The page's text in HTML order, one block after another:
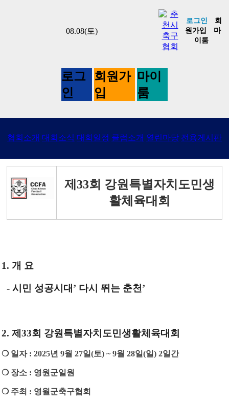
08.08(토)
로그인
회
원가입
마
이룸
로그
인
회원가
입
마이
룸
협회소개 대회소식 대회일정 클럽소개 열린마당 전용게시판
사진갤러리
제33회 강원특별자치도민생활체육
대회​
제33회 강원특별자치도민생
활체육대회​
1. 개 요
- 시민 성공시대 ’ ​ 다시 뛰는 춘천’
2. 제33회 강원특별자치도민생활체육대회
❍ 일자 : 2025년 9월 27일(토) ~ 9월 28일(일) 2일간
❍ 장소 : 영원군일원
❍ 주최 : 영월군축구협회